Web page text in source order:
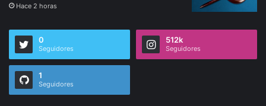
Hace 2 horas
0
Seguidores
512k
Seguidores
1
Seguidores